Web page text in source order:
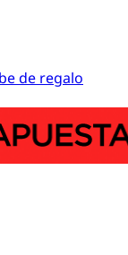
de regalo